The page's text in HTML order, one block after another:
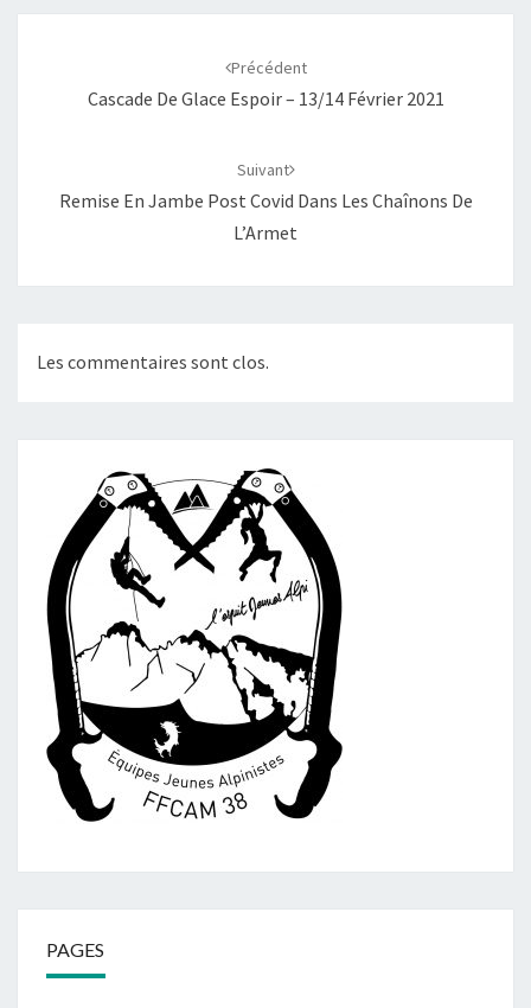
Précédent
Cascade De Glace Espoir – 13/14 Février 2021
Suivant
Remise En Jambe Post Covid Dans Les Chaînons De
L’Armet
Les commentaires sont clos.
PAGES